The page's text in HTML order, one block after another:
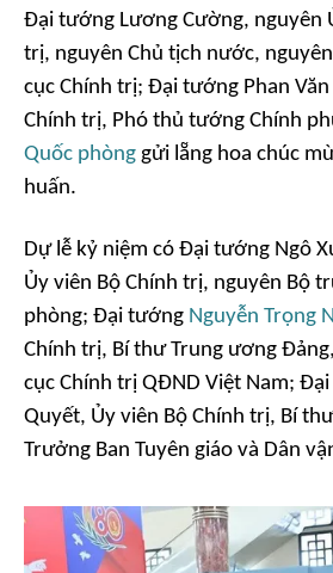
Đại tướng Lương Cường, nguyên
trị, nguyên Chủ tịch nước,
cục Chính trị; Đại tướng Phan Văn
Chính trị, Phó thủ tướng Chính
Quốc phòng gửi lẵng hoa chúc
huấn.
Dự lễ kỷ niệm có Đại tướng Ngô
Ủy viên Bộ Chính trị, nguyên Bộ
phòng; Đại tướng Nguyễn Trọng
Chính trị, Bí thư Trung ương
cục Chính trị QĐND Việt Nam;
Quyết, Ủy viên Bộ Chính trị, Bí
Trưởng Ban Tuyên giáo và Dân